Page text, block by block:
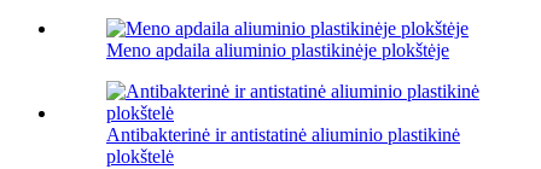
Meno apdaila aliuminio plastikinėje plokštėje
Antibakterinė ir antistatinė aliuminio plastikinė
plokštelė